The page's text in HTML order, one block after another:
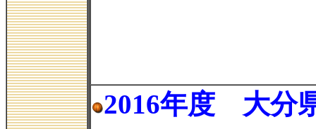
2016年度 大分